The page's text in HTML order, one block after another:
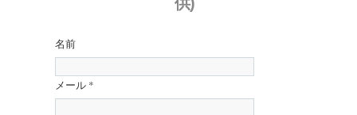
名前
メール *